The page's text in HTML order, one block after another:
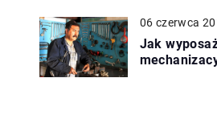
06 czerwca
Jak